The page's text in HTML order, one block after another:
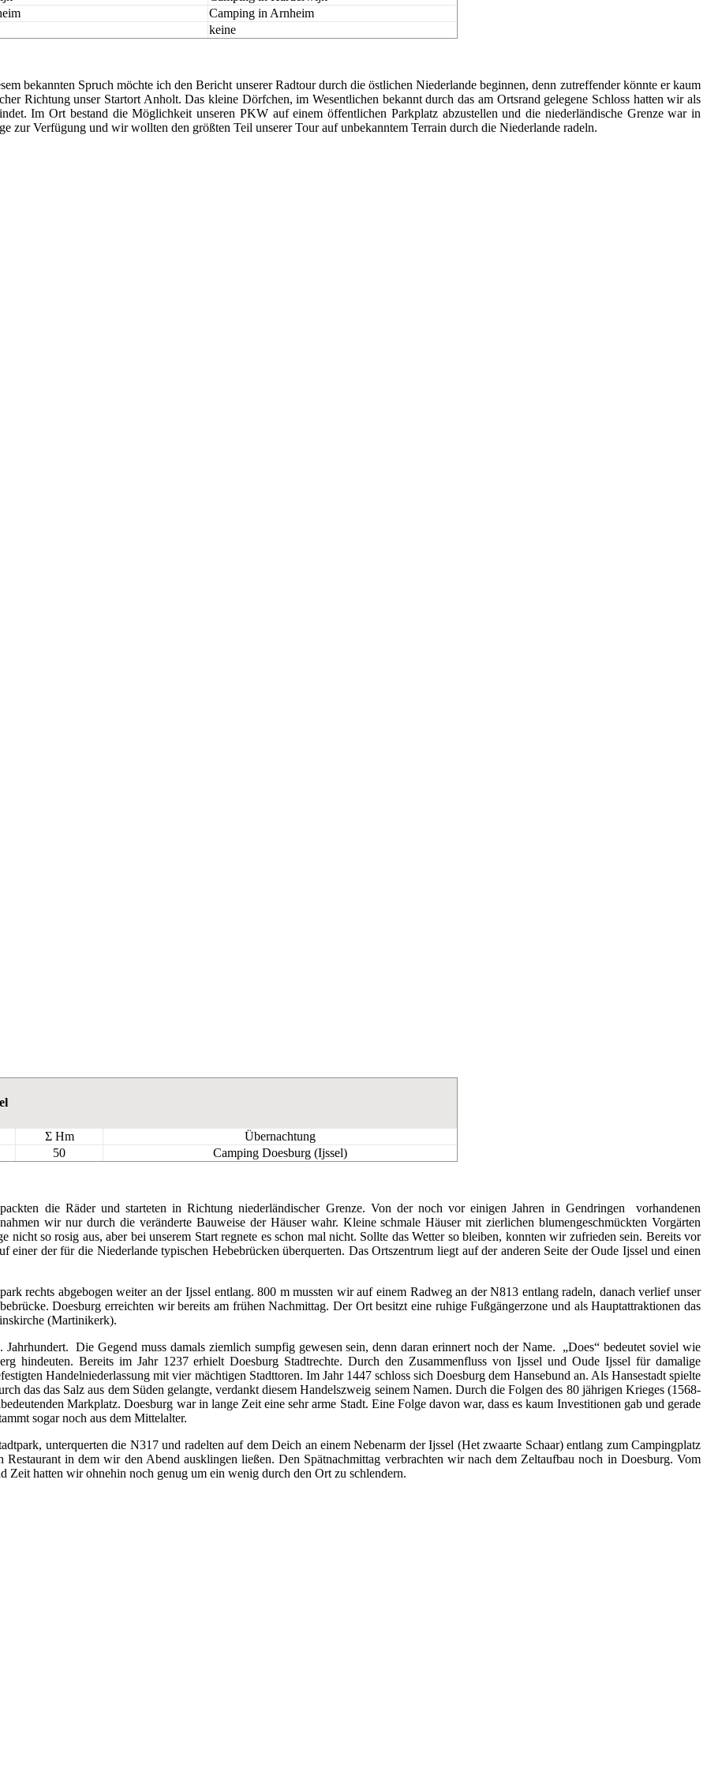
Camping in Arnheim
keine
bekannten Spruch möchte ich den Bericht unserer Radtour durch die östlichen Niederlande beginnen, denn zutreffender könnte er kaum
Richtung unser Startort Anholt. Das kleine Dörfchen, im Wesentlichen bekannt durch das am Ortsrand gelegene Schloss hatten wir als
Im Ort bestand die Möglichkeit unseren PKW auf einem öffentlichen Parkplatz abzustellen und die niederländische Grenze war in
zur Verfügung und wir wollten den größten Teil unserer Tour auf unbekanntem Terrain durch die Niederlande radeln.
Σ Hm
Übernachtung
50 Camping Doesburg (Ijssel)
die Räder und starteten in Richtung niederländischer Grenze. Von der noch vor einigen Jahren in Gendringen vorhandenen
wir nur durch die veränderte Bauweise der Häuser wahr. Kleine schmale Häuser mit zierlichen blumengeschmückten Vorgärten
nicht so rosig aus, aber bei unserem Start regnete es schon mal nicht. Sollte das Wetter so bleiben, konnten wir zufrieden sein. Bereits vor
der für die Niederlande typischen Hebebrücken überquerten. Das Ortszentrum liegt auf der anderen Seite der Oude Ijssel und einen
rechts abgebogen weiter an der Ijssel entlang. 800 m mussten wir auf einem Radweg an der N813 entlang radeln, danach verlief unser
Doesburg erreichten wir bereits am frühen Nachmittag. Der Ort besitzt eine ruhige Fußgängerzone und als Hauptattraktionen das
(Martinikerk).
Die Gegend muss damals ziemlich sumpfig gewesen sein, denn daran erinnert noch der Name. „Does“ bedeutet soviel wie
hindeuten. Bereits im Jahr 1237 erhielt Doesburg Stadtrechte. Durch den Zusammenfluss von Ijssel und Oude Ijssel für damalige
Handelniederlassung mit vier mächtigen Stadttoren. Im Jahr 1447 schloss sich Doesburg dem Hansebund an. Als Hansestadt spielte
das das Salz aus dem Süden gelangte, verdankt diesem Handelszweig seinem Namen. Durch die Folgen des 80 jährigen Krieges (1568-
Markplatz. Doesburg war in lange Zeit eine sehr arme Stadt. Eine Folge davon war, dass es kaum Investitionen gab und gerade
sogar noch aus dem Mittelalter.
unterquerten die N317 und radelten auf dem Deich an einem Nebenarm der Ijssel (Het zwaarte Schaar) entlang zum Campingplatz
in dem wir den Abend ausklingen ließen. Den Spätnachmittag verbrachten wir nach dem Zeltaufbau noch in Doesburg. Vom
Zeit hatten wir ohnehin noch genug um ein wenig durch den Ort zu schlendern.